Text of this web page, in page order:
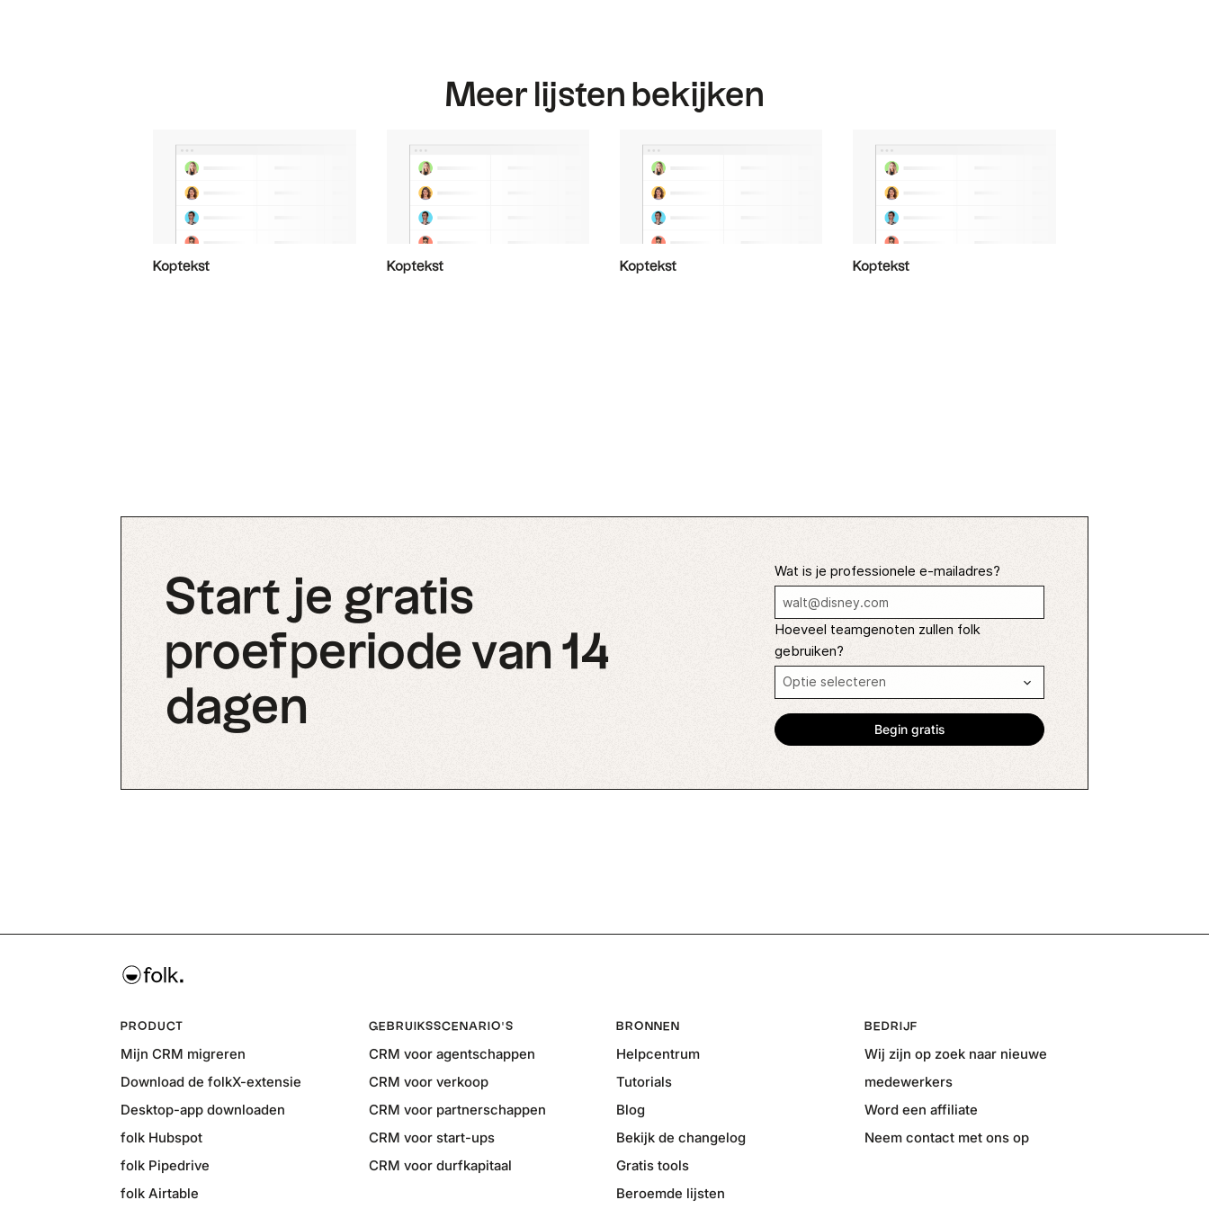
Meer lijsten bekijken
Koptekst Koptekst Koptekst Koptekst
Start je gratis
proefperiode van 14
dagen
Wat is je professionele e-mailadres?
Hoeveel teamgenoten zullen folk
gebruiken?
PRODUCT
Mijn CRM migreren
Download de folkX-extensie
Desktop-app downloaden
folk Hubspot
folk Pipedrive
folk Airtable
GEBRUIKSSCENARIO'S
CRM voor agentschappen
CRM voor verkoop
CRM voor partnerschappen
CRM voor start-ups
CRM voor durfkapitaal
BRONNEN
Helpcentrum
Tutorials
Blog
Bekijk de changelog
Gratis tools
Beroemde lijsten
BEDRIJF
Wij zijn op zoek naar nieuwe
medewerkers
Word een affiliate
Neem contact met ons op